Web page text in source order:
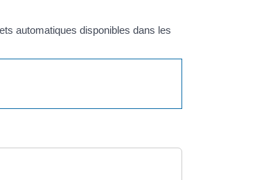
automatiques disponibles dans les